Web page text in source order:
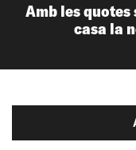
Amb les
casa la